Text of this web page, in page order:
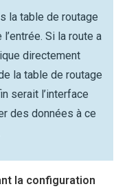
la table de routage
Si la route a
directement
la table de routage
serait l’interface
des données à ce
la configuration